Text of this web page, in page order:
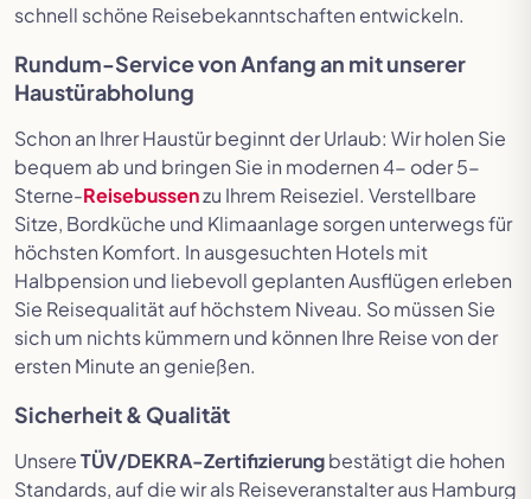
schnell schöne Reisebekanntschaften entwickeln.
Rundum-Service von Anfang an mit unserer
Haustürabholung
Schon an Ihrer Haustür beginnt der Urlaub: Wir holen Sie
bequem ab und bringen Sie in modernen 4- oder 5-
Sterne-Reisebussenzu Ihrem Reiseziel. Verstellbare
Sitze, Bordküche und Klimaanlage sorgen unterwegs für
höchsten Komfort. In ausgesuchten Hotels mit
Halbpension und liebevoll geplanten Ausflügen erleben
Sie Reisequalität auf höchstem Niveau. So müssen Sie
sich um nichts kümmern und können Ihre Reise von der
ersten Minute an genießen.
Sicherheit & Qualität
UnsereTÜV/DEKRA-Zertifizierungbestätigt die hohen
Standards, auf die wir als Reiseveranstalter aus Hamburg